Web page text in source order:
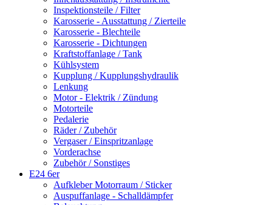
Inspektionsteile / Filter
Karosserie - Ausstattung / Zierteile
Karosserie - Blechteile
Karosserie - Dichtungen
Kraftstoffanlage / Tank
Kühlsystem
Kupplung / Kupplungshydraulik
Lenkung
Motor - Elektrik / Zündung
Motorteile
Pedalerie
Räder / Zubehör
Vergaser / Einspritzanlage
Vorderachse
Zubehör / Sonstiges
E24 6er
Aufkleber Motorraum / Sticker
Auspuffanlage - Schalldämpfer